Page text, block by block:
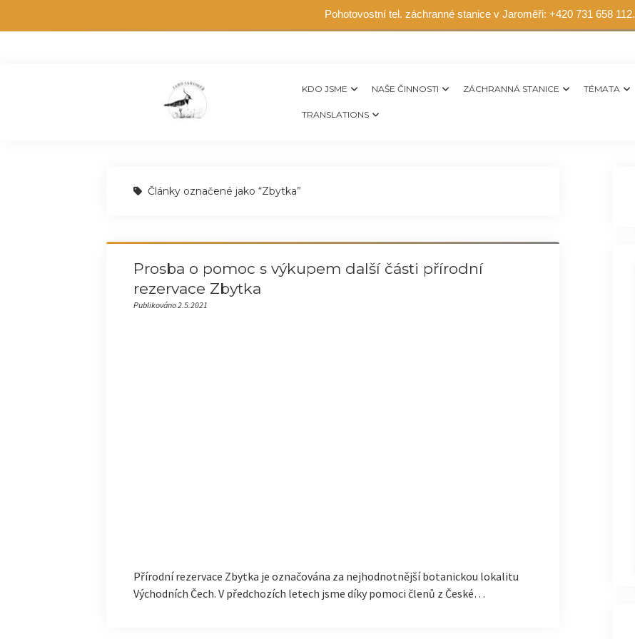
Pohotovostní tel. záchranné stanice v Jaroměři: +420 731 658 112.
KDO JSME NAŠE ČINNOSTI ZÁCHRANNÁ STANICE TÉMATA
TRANSLATIONS
Články označené jako “Zbytka”
Prosba o pomoc s výkupem další části přírodní
rezervace Zbytka
Publikováno 2.5.2021
Přírodní rezervace Zbytka je označována za nejhodnotnější botanickou lokalitu
Východních Čech. V předchozích letech jsme díky pomoci členů z České…